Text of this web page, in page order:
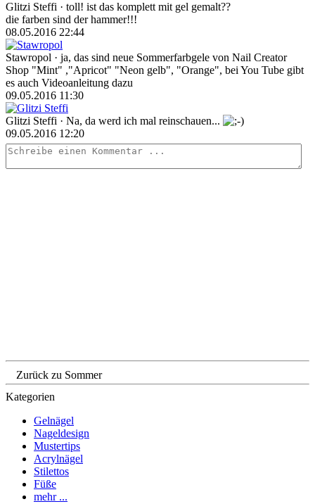
Glitzi Steffi · toll! ist das komplett mit gel gemalt??
die farben sind der hammer!!!
08.05.2016 22:44
Stawropol · ja, das sind neue Sommerfarbgele von Nail Creator
Shop "Mint" ,"Apricot" "Neon gelb", "Orange", bei You Tube gibt
es auch Videoanleitung dazu
09.05.2016 11:30
Glitzi Steffi · Na, da werd ich mal reinschauen...
09.05.2016 12:20
Zurück zu Sommer
Kategorien
Gelnägel
Nageldesign
Mustertips
Acrylnägel
Stilettos
Füße
mehr ...